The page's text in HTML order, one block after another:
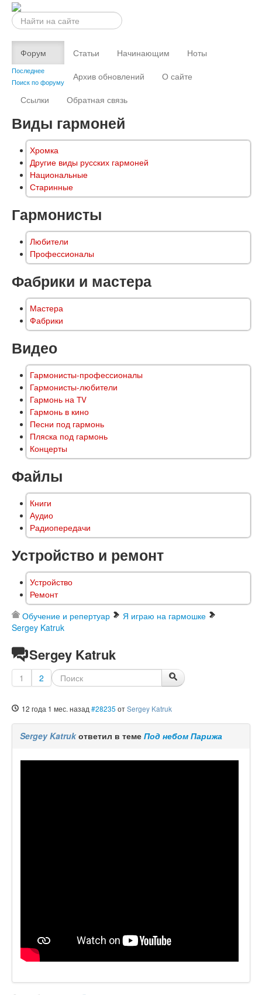
Искать...
Форум
Последнее
Поиск по форуму
Статьи Начинающим
Ноты
Архив обновлений
О сайте
Ссылки
Обратная связь
Виды гармоней
Хромка
Другие виды русских гармоней
Национальные
Старинные
Гармонисты
Любители
Профессионалы
Фабрики и мастера
Мастера
Фабрики
Видео
Гармонисты-профессионалы
Гармонисты-любители
Гармонь на TV
Гармонь в кино
Песни под гармонь
Пляска под гармонь
Концерты
Файлы
Книги
Аудио
Радиопередачи
Устройство и ремонт
Устройство
Ремонт
Обучение и репертуар
Я играю на гармошке
Sergey Katruk
Sergey Katruk
1 2
12 года 1 мес. назад #28235 отSergey Katruk
Sergey Katruk ответил в теме Под небом Парижа